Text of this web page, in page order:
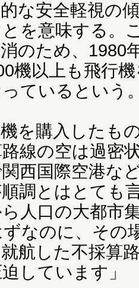
な安全軽視の
を意味する。
のため、1980
機以上も飛行
ているという
機を購入したも
線の空は過密
西国際空港な
調とはとても
人口の大都市
なのに、その
航した不採算
しています」